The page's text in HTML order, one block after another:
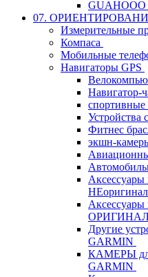
GUAHOOO
07.
Измерительные
Компаса
Мобильные
Навигаторы GPS
Навигатор-
спортивные
Устройства
Фитнес
экшн-
Другие
GARMIN
КАМЕРЫ для
GARMIN